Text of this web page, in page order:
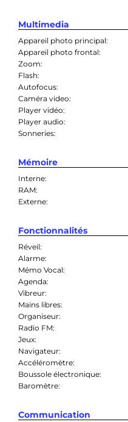
Multimedia
Appareil photo principal:
Appareil photo frontal:
Zoom:
Flash:
Autofocus:
Caméra video:
Player vidéo:
Player audio:
Sonneries:
Mémoire
Interne:
RAM:
Externe:
Fonctionnalités
Réveil:
Alarme:
Mémo Vocal:
Agenda:
Vibreur:
Mains libres:
Organiseur:
Radio FM:
Jeux:
Navigateur:
Accéléromètre:
Boussole électronique:
Baromètre:
Communication